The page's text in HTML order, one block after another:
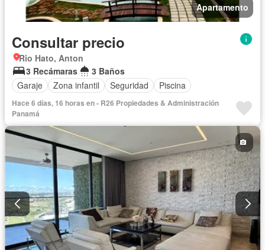
Apartamento
Consultar precio
Rio Hato, Anton
3 Recámaras
3 Baños
Garaje
Zona infantil Seguridad Piscina
Hace 6 días, 16 horas en - R26 Propiedades & Administración
Panamá